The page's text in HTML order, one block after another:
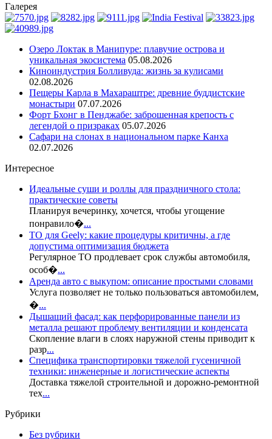
Галерея
Озеро Локтак в Манипуре: плавучие острова и
уникальная экосистема 05.08.2026
Киноиндустрия Болливуда: жизнь за кулисами
02.08.2026
Пещеры Карла в Махараштре: древние буддистские
монастыри 07.07.2026
Форт Бхонг в Пенджабе: заброшенная крепость с
легендой о призраках 05.07.2026
Сафари на слонах в национальном парке Канха
02.07.2026
Интересное
Идеальные суши и роллы для праздничного стола:
практические советы
Планируя вечеринку, хочется, чтобы угощение
понравило�...
ТО для Geely: какие процедуры критичны, а где
допустима оптимизация бюджета
Регулярное ТО продлевает срок службы автомобиля,
особ�...
Аренда авто с выкупом: описание простыми словами
Услуга позволяет не только пользоваться автомобилем,
�...
Дышащий фасад: как перфорированные панели из
металла решают проблему вентиляции и конденсата
Скопление влаги в слоях наружной стены приводит к
разр...
Специфика транспортировки тяжелой гусеничной
техники: инженерные и логистические аспекты
Доставка тяжелой строительной и дорожно-ремонтной
тех...
Рубрики
Без рубрики